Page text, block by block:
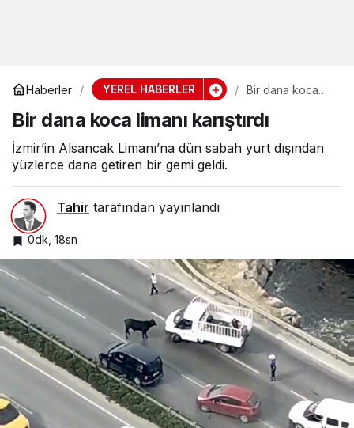
Haberler YEREL HABERLER
Bir dana koca
Bir dana koca limanı karıştırdı
İzmir’in Alsancak Limanı’na dün sabah yurt dışından
yüzlerce dana getiren bir gemi geldi.
Tahir tarafından yayınlandı
0dk, 18sn